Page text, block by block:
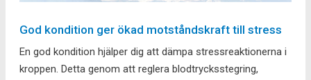
God kondition ger ökad motståndskraft till stress
En god kondition hjälper dig att dämpa stressreaktionerna i
kroppen. Detta genom att reglera blodtrycksstegring,